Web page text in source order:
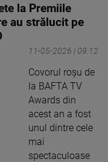
la Premiile
au strălucit pe
11-05-2026 | 09:12
Covorul roșu de
la BAFTA TV
Awards din
acest an a fost
unul dintre cele
mai
spectaculoase